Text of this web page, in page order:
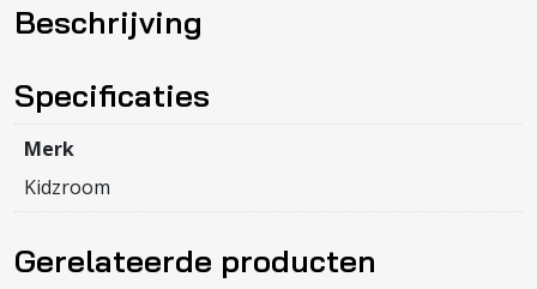
Beschrijving
Specificaties
Merk
Kidzroom
Gerelateerde producten